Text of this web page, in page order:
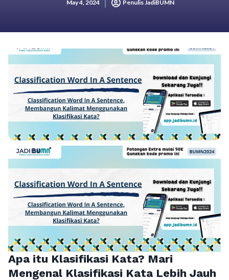
May 4, 2024 Penulis JadiBUMN
Apa itu Klasifikasi Kata? Mari
Mengenal Klasifikasi Kata Lebih Jauh